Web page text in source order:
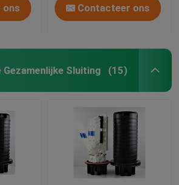
ons
DM0 (van l)
Contacteer ons
Sluiting (15)